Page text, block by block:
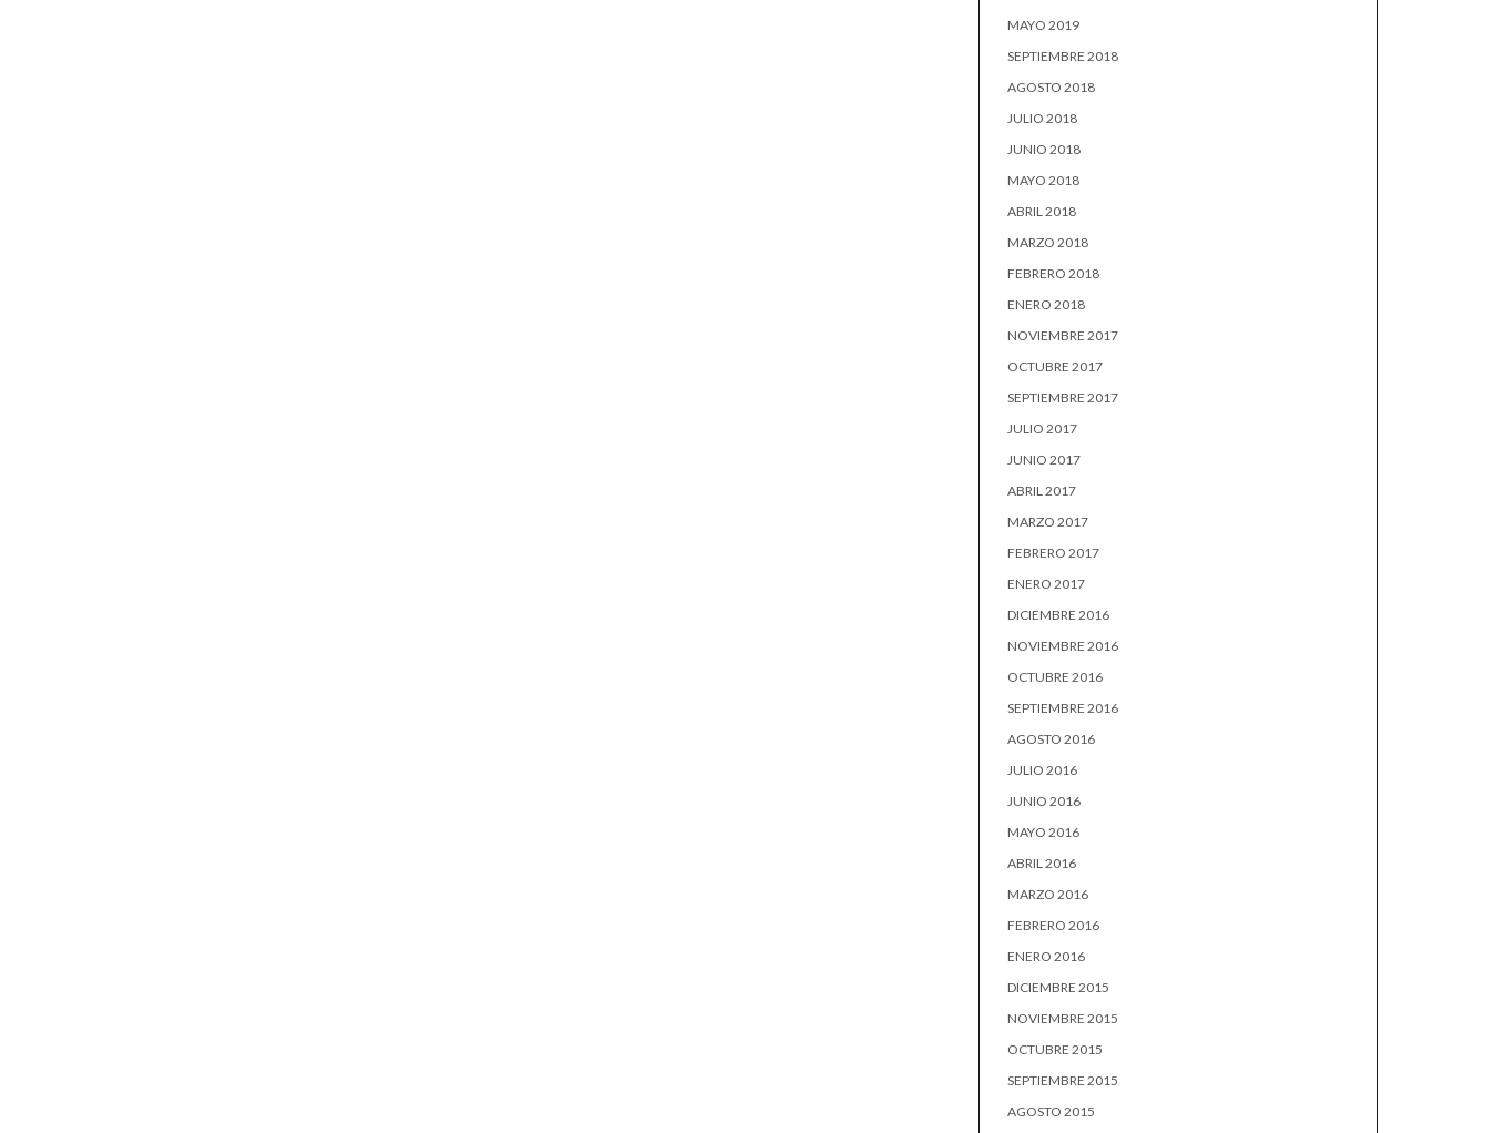
MAYO 2019
SEPTIEMBRE 2018
AGOSTO 2018
JULIO 2018
JUNIO 2018
MAYO 2018
ABRIL 2018
MARZO 2018
FEBRERO 2018
ENERO 2018
NOVIEMBRE 2017
OCTUBRE 2017
SEPTIEMBRE 2017
JULIO 2017
JUNIO 2017
ABRIL 2017
MARZO 2017
FEBRERO 2017
ENERO 2017
DICIEMBRE 2016
NOVIEMBRE 2016
OCTUBRE 2016
SEPTIEMBRE 2016
AGOSTO 2016
JULIO 2016
JUNIO 2016
MAYO 2016
ABRIL 2016
MARZO 2016
FEBRERO 2016
ENERO 2016
DICIEMBRE 2015
NOVIEMBRE 2015
OCTUBRE 2015
SEPTIEMBRE 2015
AGOSTO 2015